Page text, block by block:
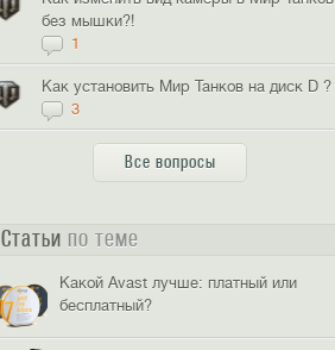
без мышки?!
1
Как установить Мир Танков на диск D ?
3
Все вопросы
Статьи по теме
Какой Avast лучше: платный или
бесплатный?